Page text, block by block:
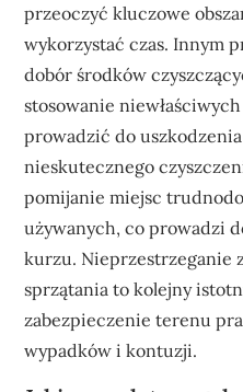
przeoczyć kluczowe
wykorzystać czas. Innym
dobór środków
stosowanie
prowadzić do
nieskutecznego
pomijanie miejsc
używanych, co prowadzi
kurzu. Nieprzestrzeganie
sprzątania to kolejny
zabezpieczenie terenu
wypadków i kontuzji.